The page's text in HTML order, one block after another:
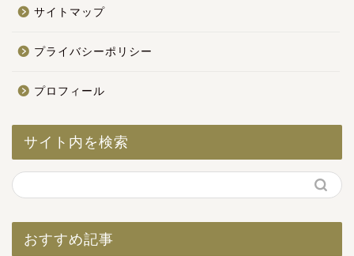
サイトマップ
プライバシーポリシー
プロフィール
サイト内を検索
おすすめ記事